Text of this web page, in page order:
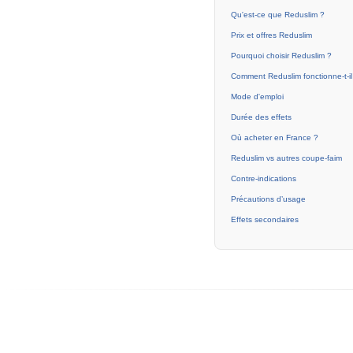
Qu'est-ce que Reduslim ?
Prix et offres Reduslim
Pourquoi choisir Reduslim ?
Comment Reduslim fonctionne-t-
Mode d'emploi
Durée des effets
Où acheter en France ?
Reduslim vs autres coupe-faim
Contre-indications
Précautions d’usage
Effets secondaires